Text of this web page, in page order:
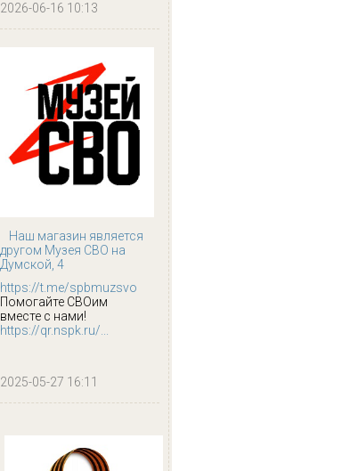
2026-06-16 10:13
Наш магазин является
другом Музея СВО на
Думской, 4
https://t.me/spbmuzsvo
Помогайте СВОим
вместе с нами!
https://qr.nspk.ru/...
2025-05-27 16:11